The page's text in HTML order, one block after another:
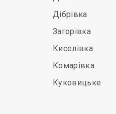
Дібрівка
Загорівка
Киселівка
Комарівка
Куковицьке